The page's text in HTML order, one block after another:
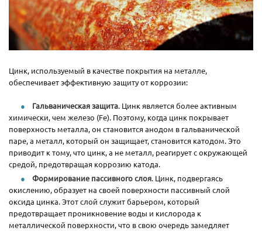
Цинк, используемый в качестве покрытия на металле,
обеспечивает эффективную защиту от коррозии:
Гальваническая защита. Цинк является более активным
химически, чем железо (Fe). Поэтому, когда цинк покрывает
поверхность металла, он становится анодом в гальванической
паре, а металл, который он защищает, становится катодом. Это
приводит к тому, что цинк, а не металл, реагирует с окружающей
средой, предотвращая коррозию катода.
Формирование пассивного слоя. Цинк, подвергаясь
окислению, образует на своей поверхности пассивный слой
оксида цинка. Этот слой служит барьером, который
предотвращает проникновение воды и кислорода к
металлической поверхности, что в свою очередь замедляет